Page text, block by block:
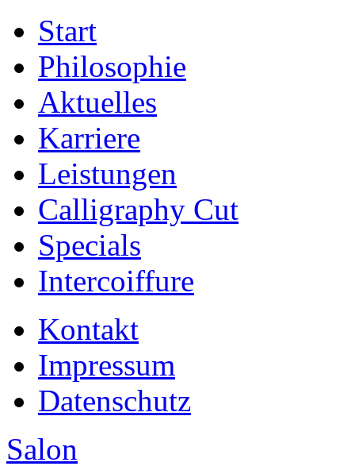
Start
Philosophie
Aktuelles
Karriere
Leistungen
Calligraphy Cut
Specials
Intercoiffure
Kontakt
Impressum
Datenschutz
Salon